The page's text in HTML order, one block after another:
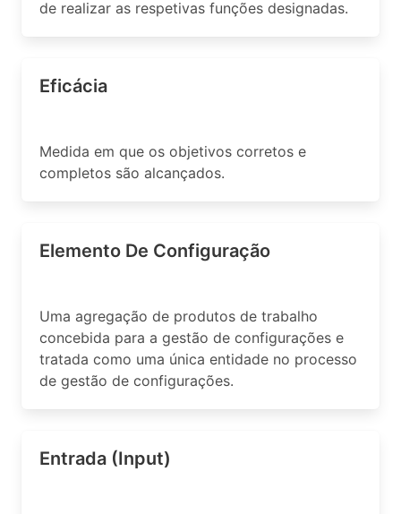
de realizar as respetivas funções designadas.
Eficácia
Medida em que os objetivos corretos e
completos são alcançados.
Elemento De Configuração
Uma agregação de produtos de trabalho
concebida para a gestão de configurações e
tratada como uma única entidade no processo
de gestão de configurações.
Entrada (Input)